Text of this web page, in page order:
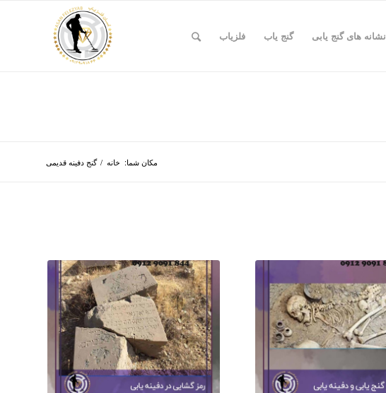
نشانه های گنج یابی گنج یاب فلزیاب
مکان شما: خانه / گنج دفینه قدیمی